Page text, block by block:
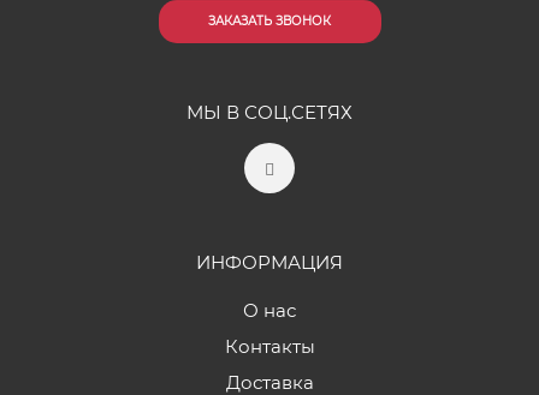
ЗАКАЗАТЬ ЗВОНОК
МЫ В СОЦ.СЕТЯХ
ИНФОРМАЦИЯ
О нас
Контакты
Доставка